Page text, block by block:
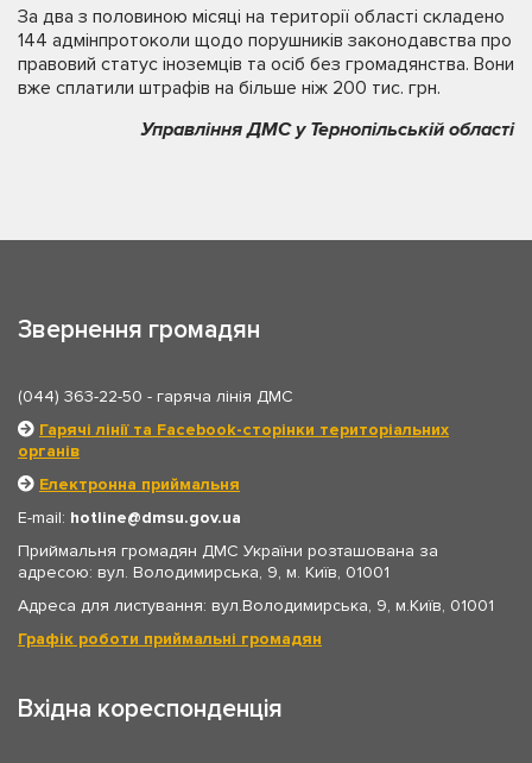
За два з половиною місяці на території області складено
144 адмінпротоколи щодо порушників законодавства про
правовий статус іноземців та осіб без громадянства. Вони
вже сплатили штрафів на більше ніж 200 тис. грн.
Управління ДМС у Тернопільській області
Звернення громадян
(044) 363-22-50 - гаряча лінія ДМС
Гарячі лінії та Facebook-сторінки територіальних
органів
Електронна приймальня
E-mail: hotline
dmsu.gov.ua
Приймальня громадян ДМС України розташована за
адресою: вул. Володимирська, 9, м. Київ, 01001
Адреса для листування: вул.Володимирська, 9, м.Київ, 01001
Графік роботи приймальні громадян
Вхідна кореспонденція